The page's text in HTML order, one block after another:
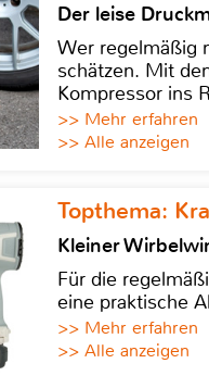
Der leise
Wer regelmäßig
schätzen. Mit
Kompressor ins
>> Mehr erfahren
>> Alle anzeigen
Topthema:
Kleiner
Für die
eine praktische
>> Mehr erfahren
>> Alle anzeigen